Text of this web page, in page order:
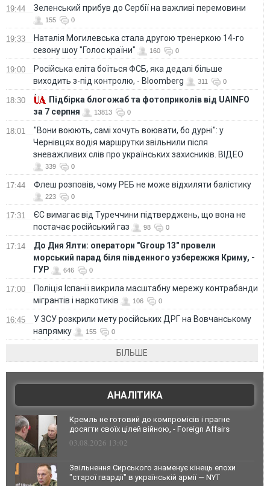
19:44 Зеленський прибув до Сербії на важливі перемовини
155 0
19:33
Наталія Могилевська стала другою тренеркою 14-го
сезону шоу "Голос країни"
160 0
19:00
Російська еліта боїться ФСБ, яка дедалі більше
виходить з-під контролю, - Bloomberg
311 0
18:30
Підбірка блогожаб та фотоприколів від UAINFO
за 7 серпня
13813 0
18:01
"Вони воюють, самі хочуть воювати, бо дурні": у
Чернівцях водія маршрутки звільнили після
зневажливих слів про українських захисників. ВІДЕО
339 0
17:44 Флеш розповів, чому РЕБ не може відхиляти балістику
223 0
17:31
ЄС вимагає від Туреччини підтверджень, що вона не
постачає російський газ
98 0
17:14
До Дня Ялти: оператори "Group 13" провели
морський парад біля південного узбережжя Криму, -
ГУР
646 0
17:00
Поліція Іспанії викрила масштабну мережу контрабанди
мігрантів і наркотиків
106 0
16:45
У ЗСУ розкрили мету російських ДРГ на Вовчанському
напрямку
155 0
БІЛЬШЕ
АНАЛІТИКА
Кремль не готовий до компромісів і прагне
досягти своїх цілей війною, - Foreign Affairs
03.08.2026 13:02
Звільнення Сирського знаменує кінець епохи
"старої гвардії" в українській армії — NYT